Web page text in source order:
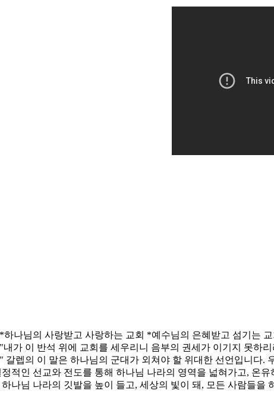
나님의 사랑받고 사랑하는 교회 *예수님의 은혜받고 섬기는
가 이 반석 위에 교회를 세우리니 음부의 권세가 이기지 못하
갈렙의 이 말은 하나님의 군대가 외쳐야 할 위대한 선언입니다
적인 선교와 전도를 통해 하나님 나라의 영역을 넓혀가고, 온
나님 나라의 깃발을 높이 들고, 세상의 빛이 돼, 모든 사람들